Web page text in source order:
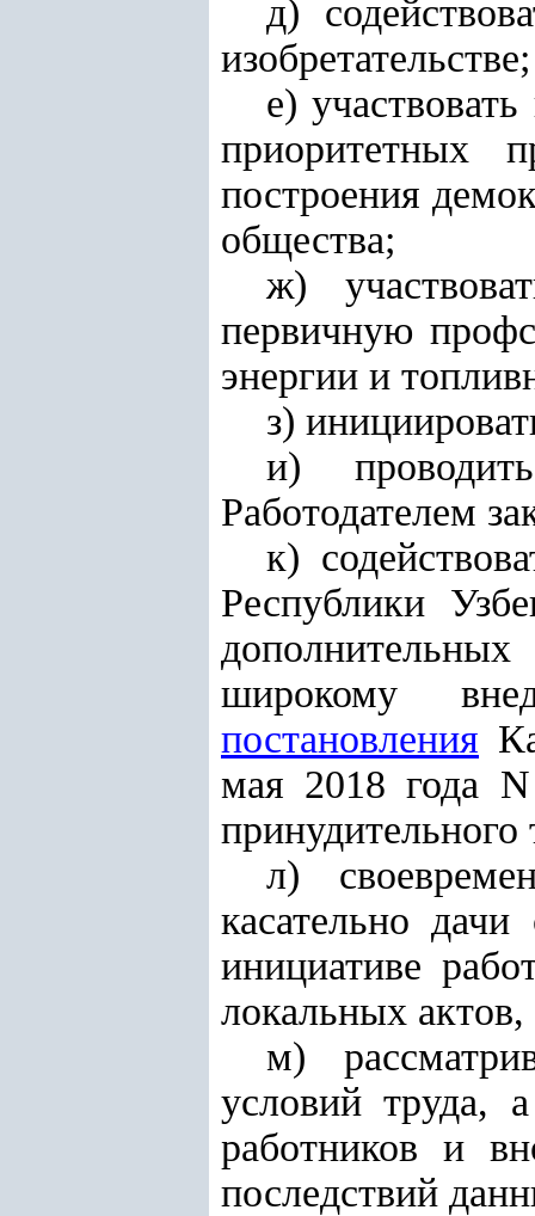
д)
изобретательстве;
е)
приоритетных
построения
общества;
ж)
первичную
энергии и
з)
и)
Работодателем
к)
Республики
широкому
постановления
мая 2018 года
принудительного
л)
касательно
инициативе
локальных
м)
условий труда,
работников и
последствий